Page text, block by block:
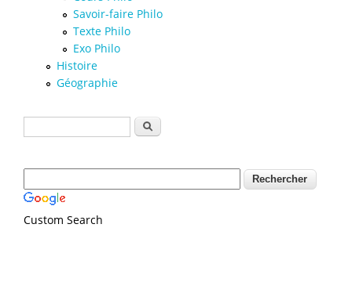
Savoir-faire Philo
Texte Philo
Exo Philo
Histoire
Géographie
Formulaire de recherche
Rechercher
Custom Search